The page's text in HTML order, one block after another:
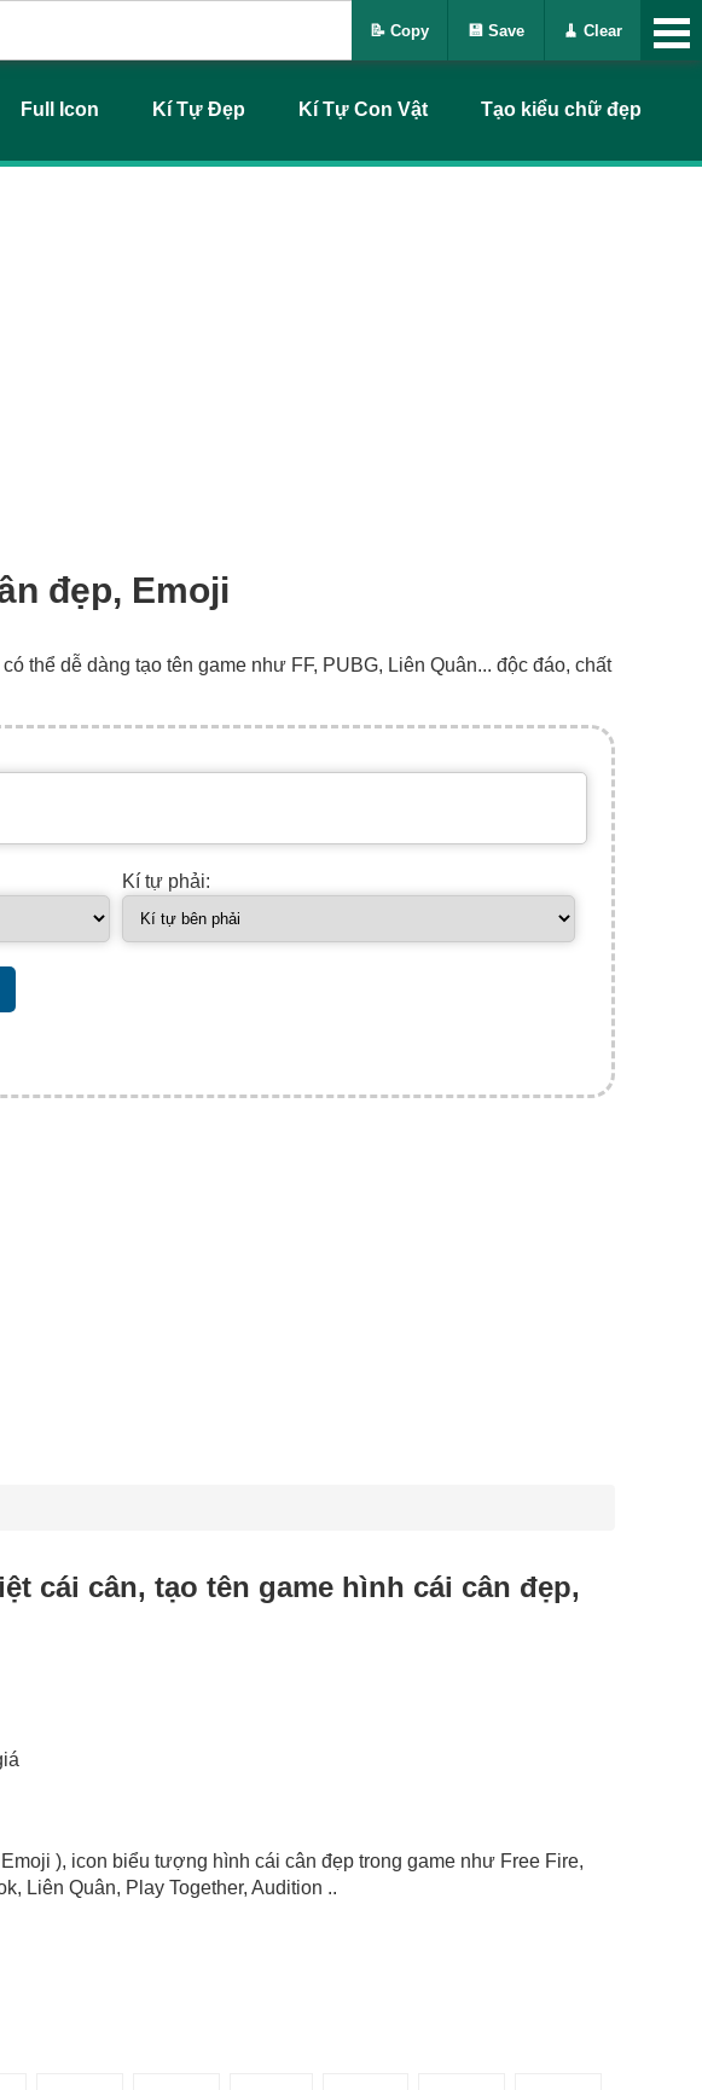
Full Icon Kí Tự Đẹp Kí Tự Con Vật Tạo kiểu chữ đẹp
đẹp, Emoji
thể dễ dàng tạo tên game như FF, PUBG, Liên Quân... độc đáo, chất
Kí tự phải:
cái cân, tạo tên game hình cái cân đẹp,
), icon biểu tượng hình cái cân đẹp trong game như Free Fire,
Liên Quân, Play Together, Audition ..
📝 Copy 💾 Save 🧹 Clear